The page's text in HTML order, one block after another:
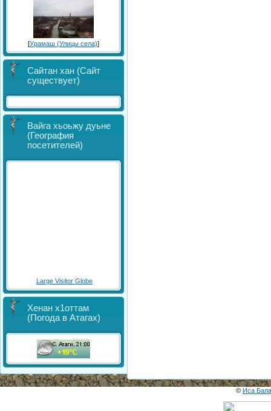
[Урамаш (Улицы села)]
Сайтан хан (Сайт
существует)
Вайга хьоьжу дуьне
(География
посетителей)
Large Visitor Globe
Хенан х1оттам
(Погода в Атагах)
© Иса